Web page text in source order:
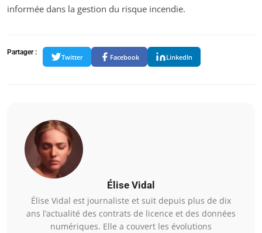
informée dans la gestion du risque incendie.
Partager :
Twitter Facebook LinkedIn
Élise Vidal
Élise Vidal est journaliste et suit depuis plus de dix
ans l’actualité des contrats de licence et des données
numériques. Elle a couvert les évolutions